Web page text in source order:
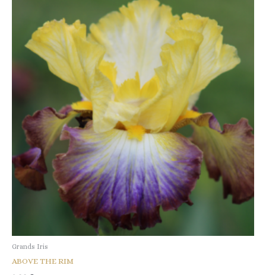
Grands Iris
ABOVE THE RIM